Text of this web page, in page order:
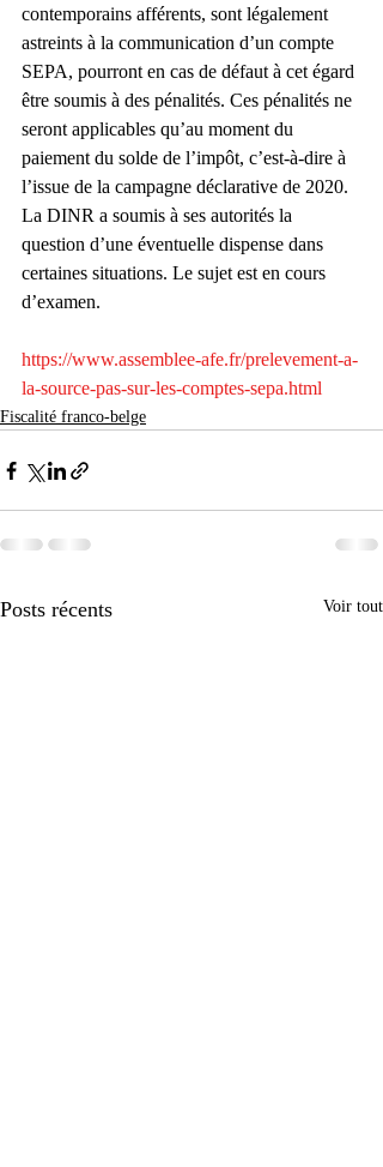
contemporains afférents, sont légalement
astreints à la communication d’un compte
SEPA, pourront en cas de défaut à cet égard
être soumis à des pénalités. Ces pénalités ne
seront applicables qu’au moment du
paiement du solde de l’impôt, c’est-à-dire à
l’issue de la campagne déclarative de 2020.
La DINR a soumis à ses autorités la
question d’une éventuelle dispense dans
certaines situations. Le sujet est en cours
d’examen.
https://www.assemblee-afe.fr/prelevement-a-
la-source-pas-sur-les-comptes-sepa.html
Fiscalité franco-belge
Posts récents Voir tout